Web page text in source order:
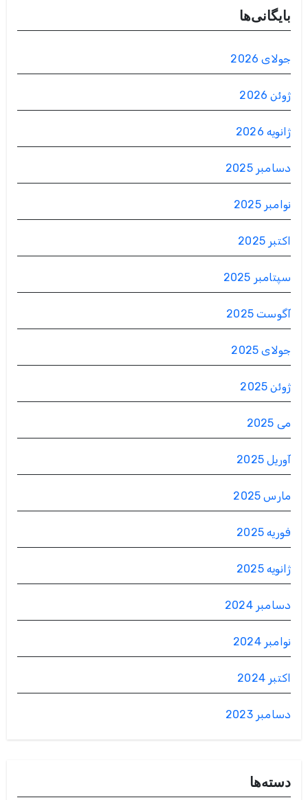
بایگانی‌ها
جولای 2026
ژوئن 2026
ژانویه 2026
دسامبر 2025
نوامبر 2025
اکتبر 2025
سپتامبر 2025
آگوست 2025
جولای 2025
ژوئن 2025
می 2025
آوریل 2025
مارس 2025
فوریه 2025
ژانویه 2025
دسامبر 2024
نوامبر 2024
اکتبر 2024
دسامبر 2023
دسته‌ها